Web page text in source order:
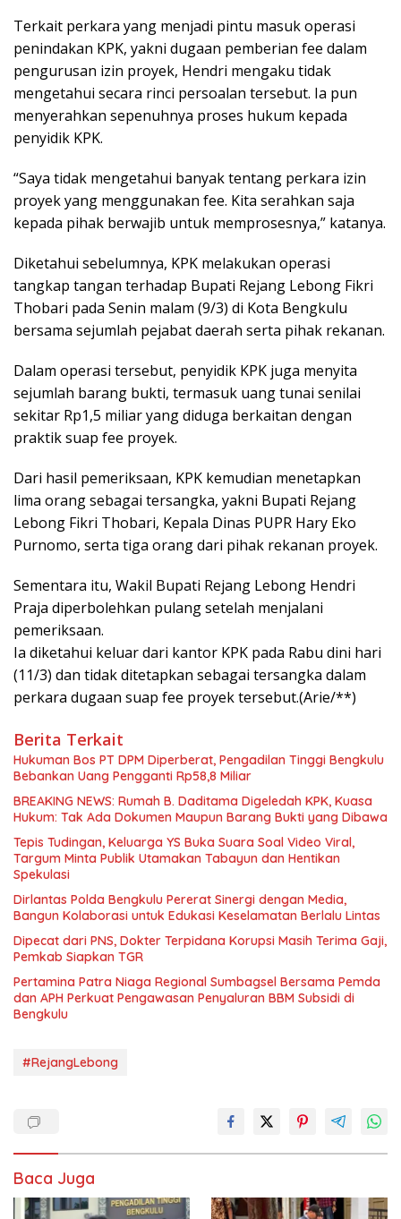
Terkait perkara yang menjadi pintu masuk operasi
penindakan KPK, yakni dugaan pemberian fee dalam
pengurusan izin proyek, Hendri mengaku tidak
mengetahui secara rinci persoalan tersebut. Ia pun
menyerahkan sepenuhnya proses hukum kepada
penyidik KPK.
“Saya tidak mengetahui banyak tentang perkara izin
proyek yang menggunakan fee. Kita serahkan saja
kepada pihak berwajib untuk memprosesnya,” katanya.
Diketahui sebelumnya, KPK melakukan operasi
tangkap tangan terhadap Bupati Rejang Lebong Fikri
Thobari pada Senin malam (9/3) di Kota Bengkulu
bersama sejumlah pejabat daerah serta pihak rekanan.
Dalam operasi tersebut, penyidik KPK juga menyita
sejumlah barang bukti, termasuk uang tunai senilai
sekitar Rp1,5 miliar yang diduga berkaitan dengan
praktik suap fee proyek.
Dari hasil pemeriksaan, KPK kemudian menetapkan
lima orang sebagai tersangka, yakni Bupati Rejang
Lebong Fikri Thobari, Kepala Dinas PUPR Hary Eko
Purnomo, serta tiga orang dari pihak rekanan proyek.
Sementara itu, Wakil Bupati Rejang Lebong Hendri
Praja diperbolehkan pulang setelah menjalani
pemeriksaan.
Ia diketahui keluar dari kantor KPK pada Rabu dini hari
(11/3) dan tidak ditetapkan sebagai tersangka dalam
perkara dugaan suap fee proyek tersebut.(Arie/**)
Berita Terkait
Hukuman Bos PT DPM Diperberat, Pengadilan Tinggi Bengkulu
Bebankan Uang Pengganti Rp58,8 Miliar
BREAKING NEWS: Rumah B. Daditama Digeledah KPK, Kuasa
Hukum: Tak Ada Dokumen Maupun Barang Bukti yang Dibawa
Tepis Tudingan, Keluarga YS Buka Suara Soal Video Viral,
Targum Minta Publik Utamakan Tabayun dan Hentikan
Spekulasi
Dirlantas Polda Bengkulu Pererat Sinergi dengan Media,
Bangun Kolaborasi untuk Edukasi Keselamatan Berlalu Lintas
Dipecat dari PNS, Dokter Terpidana Korupsi Masih Terima Gaji,
Pemkab Siapkan TGR
Pertamina Patra Niaga Regional Sumbagsel Bersama Pemda
dan APH Perkuat Pengawasan Penyaluran BBM Subsidi di
Bengkulu
#RejangLebong
Baca Juga